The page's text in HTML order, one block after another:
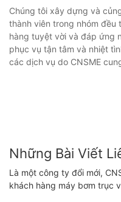
Chúng tôi xây dựng và
thành viên trong nhóm đều
hàng tuyệt vời và đáp ứng
phục vụ tận tâm và nhiệt
các dịch vụ do CNSME
Những Bài Viết
Là một công ty đổi mới,
khách hàng máy bơm trục